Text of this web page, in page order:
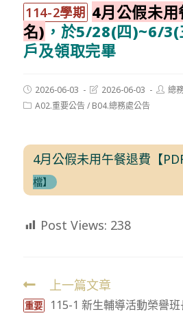
114-2學期 4月公假未
名) ，於5/28(四)~6/
戶及領取完畢
Post
published:
2026-06-03
Post
modified:
2026-06-03
Post總
PostA02.重要公告/ B04.總務處公告
4月公假未用午餐退費【PDF
檔】
Post Views: 238
Read
more
上一篇文章
重要 115-1 新生輔導活動榮譽